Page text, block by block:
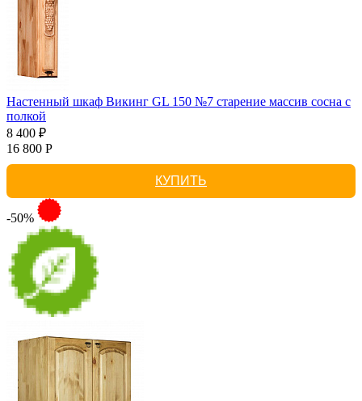
Настенный шкаф Викинг GL 150 №7 старение массив сосна с
полкой
8 400 ₽
16 800 Р
КУПИТЬ
-50%